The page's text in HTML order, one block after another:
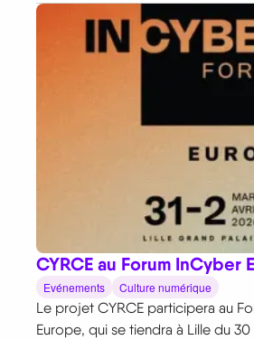
CYRCE au Forum InCyber
Evénements Culture numérique
Le projet CYRCE participera au
Europe, qui se tiendra à Lille du 30